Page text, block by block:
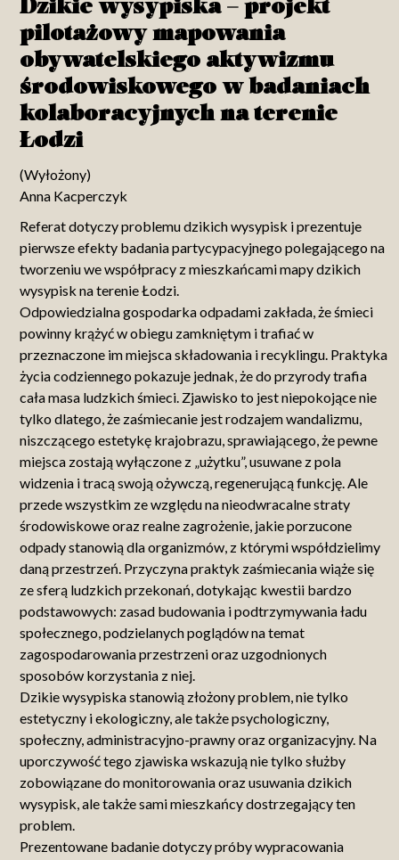
Dzikie wysypiska – projekt
pilotażowy mapowania
obywatelskiego aktywizmu
środowiskowego w badaniach
kolaboracyjnych na terenie
Łodzi
(Wyłożony)
Anna Kacperczyk
Referat dotyczy problemu dzikich wysypisk i prezentuje
pierwsze efekty badania partycypacyjnego polegającego na
tworzeniu we współpracy z mieszkańcami mapy dzikich
wysypisk na terenie Łodzi.
Odpowiedzialna gospodarka odpadami zakłada, że śmieci
powinny krążyć w obiegu zamkniętym i trafiać w
przeznaczone im miejsca składowania i recyklingu. Praktyka
życia codziennego pokazuje jednak, że do przyrody trafia
cała masa ludzkich śmieci. Zjawisko to jest niepokojące nie
tylko dlatego, że zaśmiecanie jest rodzajem wandalizmu,
niszczącego estetykę krajobrazu, sprawiającego, że pewne
miejsca zostają wyłączone z „użytku”, usuwane z pola
widzenia i tracą swoją ożywczą, regenerującą funkcję. Ale
przede wszystkim ze względu na nieodwracalne straty
środowiskowe oraz realne zagrożenie, jakie porzucone
odpady stanowią dla organizmów, z którymi współdzielimy
daną przestrzeń. Przyczyna praktyk zaśmiecania wiąże się
ze sferą ludzkich przekonań, dotykając kwestii bardzo
podstawowych: zasad budowania i podtrzymywania ładu
społecznego, podzielanych poglądów na temat
zagospodarowania przestrzeni oraz uzgodnionych
sposobów korzystania z niej.
Dzikie wysypiska stanowią złożony problem, nie tylko
estetyczny i ekologiczny, ale także psychologiczny,
społeczny, administracyjno-prawny oraz organizacyjny. Na
uporczywość tego zjawiska wskazują nie tylko służby
zobowiązane do monitorowania oraz usuwania dzikich
wysypisk, ale także sami mieszkańcy dostrzegający ten
problem.
Prezentowane badanie dotyczy próby wypracowania